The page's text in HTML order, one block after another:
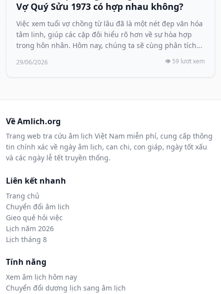
Vợ Quý Sửu 1973 có hợp nhau không?
Việc xem tuổi vợ chồng từ lâu đã là một nét đẹp văn hóa
tâm linh, giúp các cặp đôi hiểu rõ hơn về sự hòa hợp
trong hôn nhân. Hôm nay, chúng ta sẽ cùng phân tích...
29/06/2026 👁️ 59 lượt xem
Về Amlich.org
Trang web tra cứu âm lịch Việt Nam miễn phí, cung cấp thông
tin chính xác về ngày âm lịch, can chi, con giáp, ngày tốt xấu
và các ngày lễ tết truyền thống.
Liên kết nhanh
Trang chủ
Chuyển đổi âm lịch
Gieo quẻ hỏi việc
Lịch năm 2026
Lịch tháng 8
Tính năng
Xem âm lịch hôm nay
Chuyển đổi dương lịch sang âm lịch